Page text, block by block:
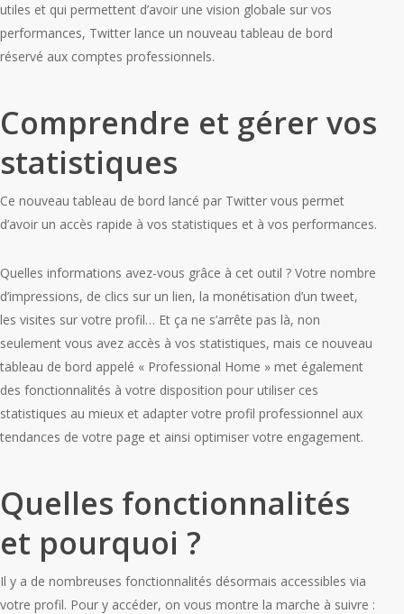
utiles et qui permettent d’avoir une vision globale sur vos
performances, Twitter lance un nouveau tableau de bord
réservé aux comptes professionnels.
Comprendre et gérer vos
statistiques
Ce nouveau tableau de bord lancé par Twitter vous permet
d’avoir un accès rapide à vos statistiques et à vos performances.
Quelles informations avez-vous grâce à cet outil ? Votre nombre
d’impressions, de clics sur un lien, la monétisation d’un tweet,
les visites sur votre profil… Et ça ne s’arrête pas là, non
seulement vous avez accès à vos statistiques, mais ce nouveau
tableau de bord appelé « Professional Home » met également
des fonctionnalités à votre disposition pour utiliser ces
statistiques au mieux et adapter votre profil professionnel aux
tendances de votre page et ainsi optimiser votre engagement.
Quelles fonctionnalités
et pourquoi ?
Il y a de nombreuses fonctionnalités désormais accessibles via
votre profil. Pour y accéder, on vous montre la marche à suivre :